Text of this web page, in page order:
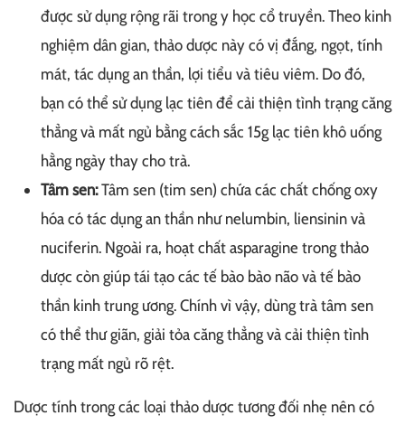
được sử dụng rộng rãi trong y học cổ truyền. Theo kinh
nghiệm dân gian, thảo dược này có vị đắng, ngọt, tính
mát, tác dụng an thần, lợi tiểu và tiêu viêm. Do đó,
bạn có thể sử dụng lạc tiên để cải thiện tình trạng căng
thẳng và mất ngủ bằng cách sắc 15g lạc tiên khô uống
hằng ngày thay cho trà.
Tâm sen:Tâm sen (tim sen) chứa các chất chống oxy
hóa có tác dụng an thần như nelumbin, liensinin và
nuciferin. Ngoài ra, hoạt chất asparagine trong thảo
dược còn giúp tái tạo các tế bào bào não và tế bào
thần kinh trung ương. Chính vì vậy, dùng trà tâm sen
có thể thư giãn, giải tỏa căng thẳng và cải thiện tình
trạng mất ngủ rõ rệt.
Dược tính trong các loại thảo dược tương đối nhẹ nên có